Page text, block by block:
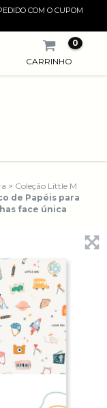
COM O CUPOM
LORA BAILORA - COLEÇÃO LITTLE M - BLOCO DE PAPÉIS PARA SCRAPBOOK 30,5X30,5CM COM 24 FOLHAS FACE ÚNICA
CARRINHO
0
> Coleção Little M
de Papéis para
face única